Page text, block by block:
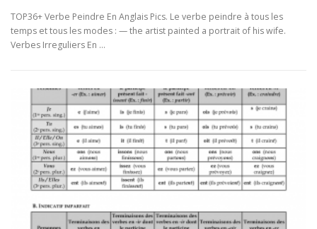
TOP36+ Verbe Peindre En Anglais Pics. Le verbe peindre à tous les
temps et tous les modes : — the artist painted a portrait of his wife.
Verbes Irreguliers En …